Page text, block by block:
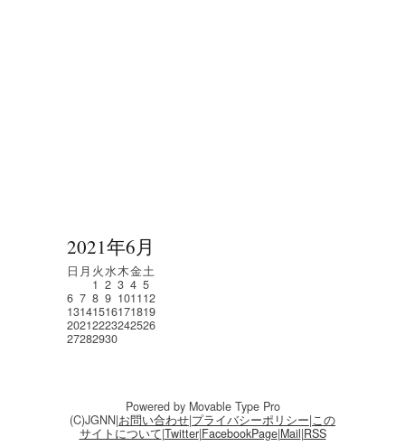
2021年6月
日 月 火水木金土
1 2 3 4 5
6 7 8 9 101112
13141516171819
20212223242526
27282930
Powered by Movable Type Pro
(C)JGNN|お問い合わせ|プライバシーポリシー|この
サイトについて|Twitter|FacebookPage|Mail|RSS